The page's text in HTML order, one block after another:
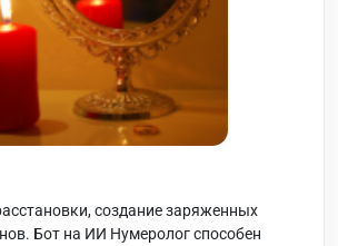
создание заряженных
Бот на ИИ Нумеролог способен